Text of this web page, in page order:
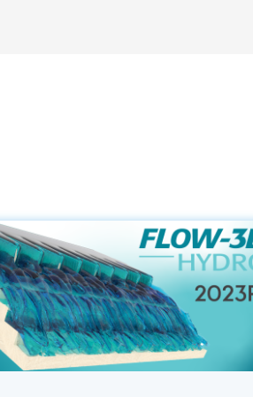
3D 软件系列中的所有产品在2023R1中都
与IT相关的改进。FLOW-3D HYDRO 2023R1
Windows 11和RHEL 8。我们的Linux安装
过改进，可以报告缺少的依赖项，并且不再需
别的权限，这使得安装更加容易和安全。对